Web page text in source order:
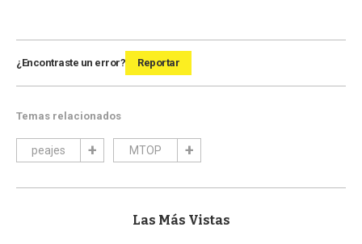
¿Encontraste un error? Reportar
Temas relacionados
peajes MTOP
Las Más Vistas